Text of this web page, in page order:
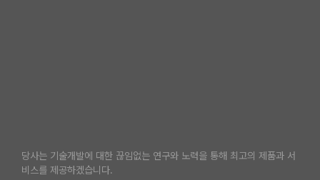
당사는 기술개발에 대한 끊임없는 연구와 노력을 통해 최고의 제품과 서
비스를 제공하겠습니다.